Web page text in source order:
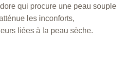
qui procure une peau souple
les inconforts,
liées à la peau sèche.